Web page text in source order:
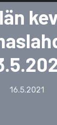
16.5.2021